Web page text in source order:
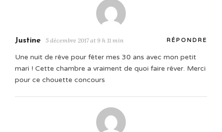
Justine 5 décembre 2017 at 9 h 11 min RÉPONDRE
Une nuit de rêve pour fêter mes 30 ans avec mon petit
mari ! Cette chambre a vraiment de quoi faire rêver. Merci
pour ce chouette concours